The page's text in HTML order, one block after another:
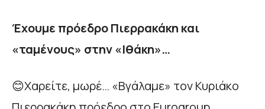
Έχουμε πρόεδρο Πιερρακάκη και
«ταμένους» στην «Ιθάκη»…
😊Χαρείτε, μωρέ… «Βγάλαμε» τον Κυριάκο